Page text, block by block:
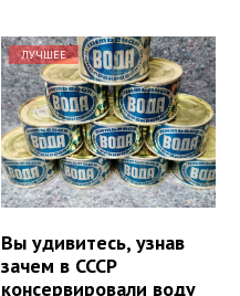
ЛУЧШЕЕ
Вы удивитесь, узнав
зачем в СССР
консервировали воду